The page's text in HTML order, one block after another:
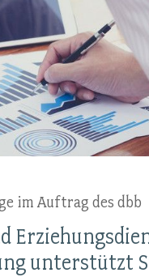
im Auftrag des dbb
unterstützt